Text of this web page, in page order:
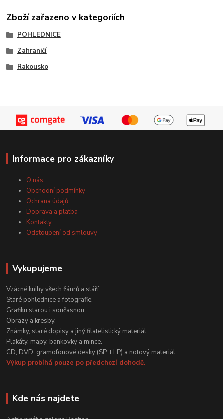
Zboží zařazeno v kategoriích
POHLEDNICE
Zahraničí
Rakousko
Informace pro zákazníky
O nás
Obchodní podmínky
Ochrana údajů
Doprava a platba
Kontakty
Odstoupení od smlouvy
Vykupujeme
Vzácné knihy všech žánrů a stáří.
Staré pohlednice a fotografie.
Grafiku starou i současnou.
Obrazy a kresby.
Známky, staré dopisy a jiný filatelistický materiál.
Plakáty, mapy, bankovky a mince.
CD, DVD, gramofonové desky (SP + LP) a notový materiál.
Výkup probíhá pouze po předchozí dohodě.
Kde nás najdete